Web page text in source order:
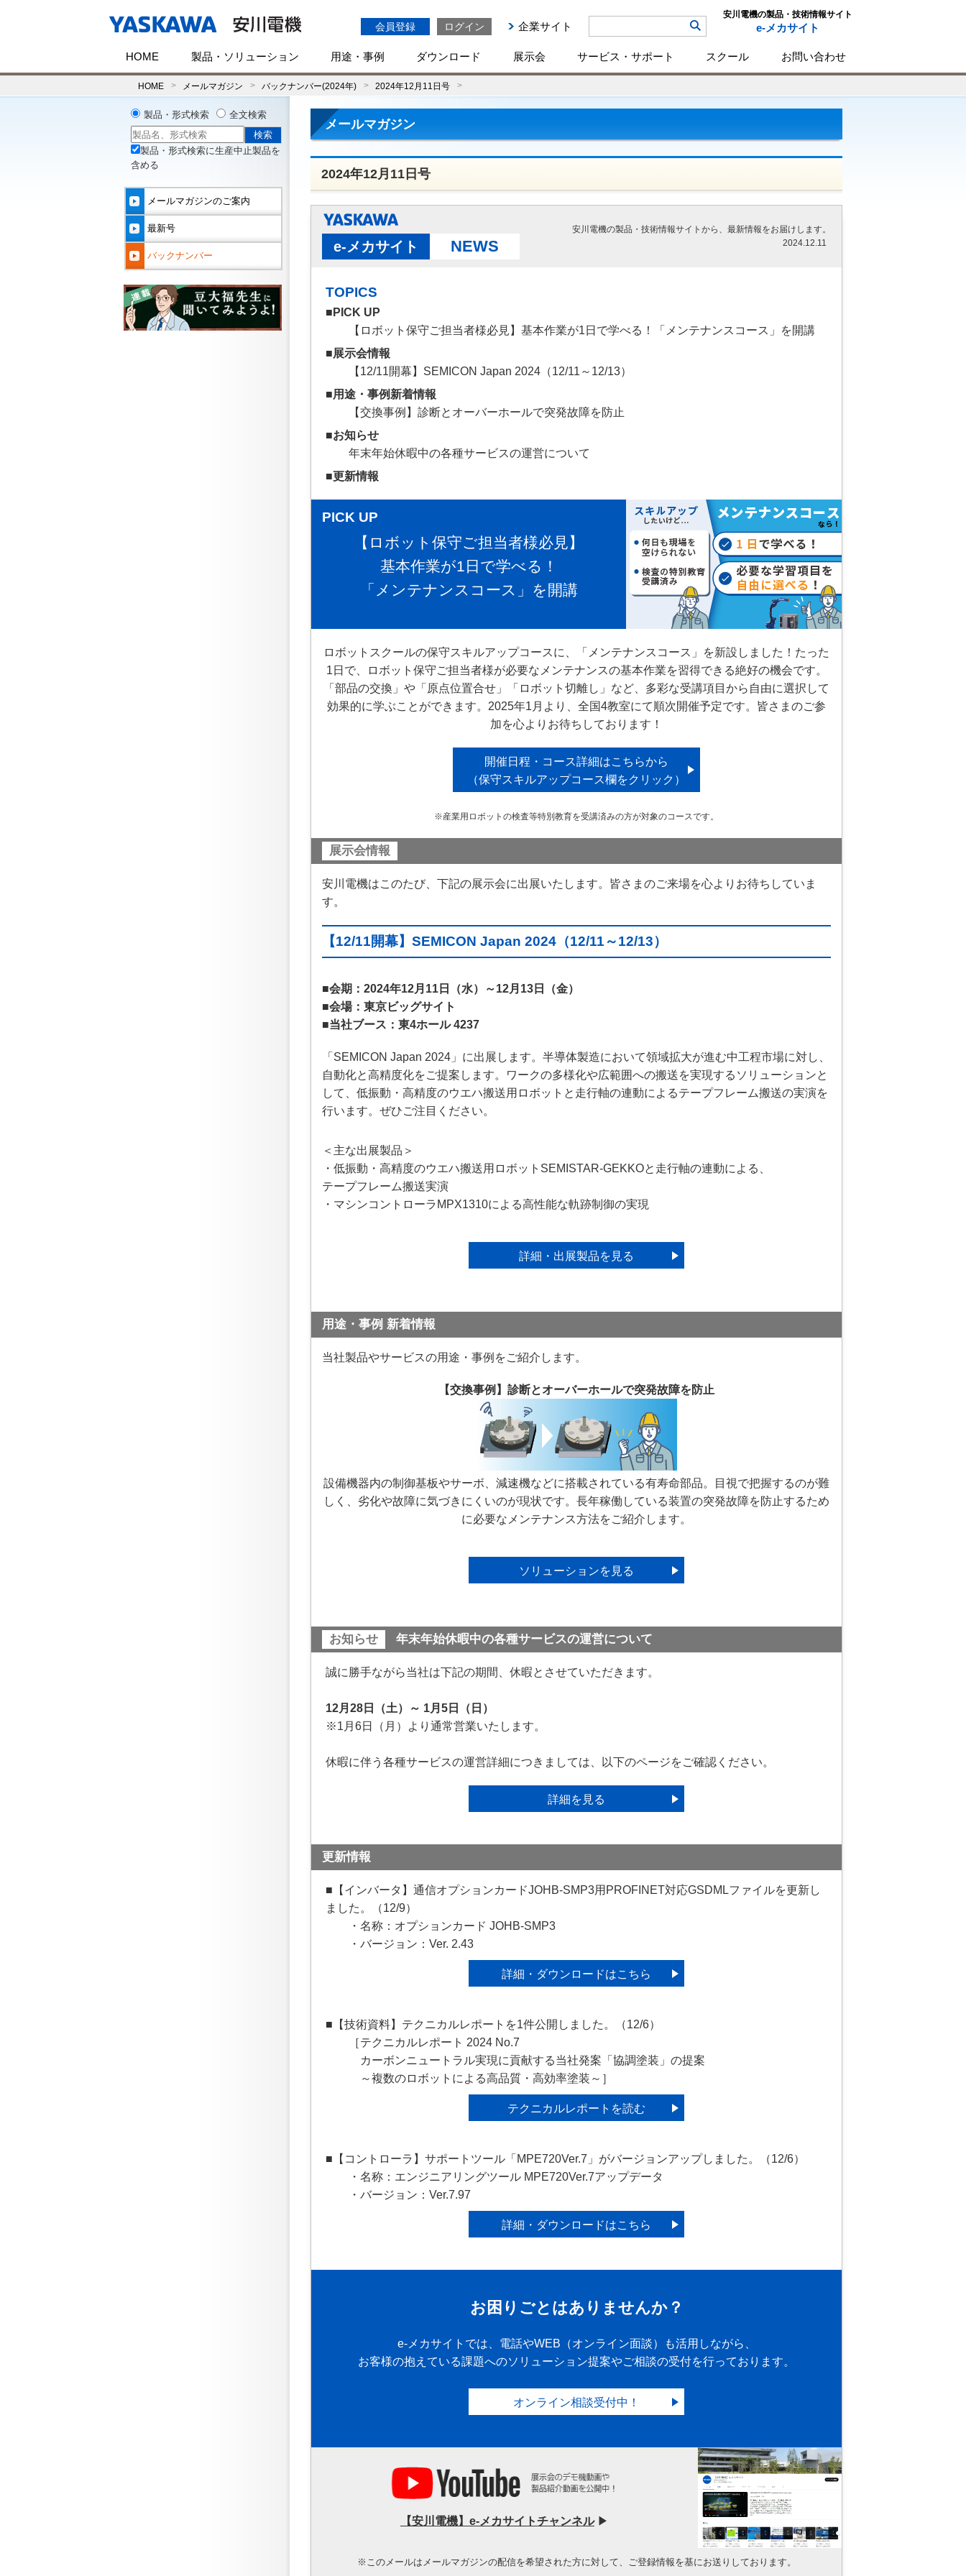
会員登録 ログイン 企業サイト
安川電機の製品・技術情報サイト
e-メカサイト
HOME 製品・ソリューション 用途・事例 ダウンロード 展示会 サービス・サポート スクール お問い合わせ
HOME メールマガジン バックナンバー(2024年) 2024年12月11日号
メールマガジン
2024年12月11日号
e-メカサイト NEWS
安川電機の製品・技術情報サイトから、最新情報をお届けします。
2024.12.11
TOPICS
■PICK UP
【ロボット保守ご担当者様必見】基本作業が1日で学べる！「メンテナンスコース」を開講
■展示会情報
【12/11開幕】SEMICON Japan 2024（12/11～12/13）
■用途・事例新着情報
【交換事例】診断とオーバーホールで突発故障を防止
■お知らせ
年末年始休暇中の各種サービスの運営について
■更新情報
PICK UP
【ロボット保守ご担当者様必見】
基本作業が1日で学べる！
「メンテナンスコース」を開講
ロボットスクールの保守スキルアップコースに、「メンテナンスコース」を新設しました！たった
1日で、ロボット保守ご担当者様が必要なメンテナンスの基本作業を習得できる絶好の機会です。
「部品の交換」や「原点位置合せ」「ロボット切離し」など、多彩な受講項目から自由に選択して
効果的に学ぶことができます。2025年1月より、全国4教室にて順次開催予定です。皆さまのご参
加を心よりお待ちしております！
開催日程・コース詳細はこちらから
（保守スキルアップコース欄をクリック）
※産業用ロボットの検査等特別教育を受講済みの方が対象のコースです。
展示会情報
安川電機はこのたび、下記の展示会に出展いたします。皆さまのご来場を心よりお待ちしていま
す。
【12/11開幕】SEMICON Japan 2024（12/11～12/13）
■会期：2024年12月11日（水）～12月13日（金）
■会場：東京ビッグサイト
■当社ブース：東4ホール 4237
「SEMICON Japan 2024」に出展します。半導体製造において領域拡大が進む中工程市場に対し、
自動化と高精度化をご提案します。ワークの多様化や広範囲への搬送を実現するソリューションと
して、低振動・高精度のウエハ搬送用ロボットと走行軸の連動によるテープフレーム搬送の実演を
行います。ぜひご注目ください。
＜主な出展製品＞
・低振動・高精度のウエハ搬送用ロボットSEMISTAR-GEKKOと走行軸の連動による、
テープフレーム搬送実演
・マシンコントローラMPX1310による高性能な軌跡制御の実現
詳細・出展製品を見る
用途・事例 新着情報
当社製品やサービスの用途・事例をご紹介します。
【交換事例】診断とオーバーホールで突発故障を防止
設備機器内の制御基板やサーボ、減速機などに搭載されている有寿命部品。目視で把握するのが難
しく、劣化や故障に気づきにくいのが現状です。長年稼働している装置の突発故障を防止するため
に必要なメンテナンス方法をご紹介します。
ソリューションを見る
お知らせ 年末年始休暇中の各種サービスの運営について
誠に勝手ながら当社は下記の期間、休暇とさせていただきます。
12月28日（土）～ 1月5日（日）
※1月6日（月）より通常営業いたします。
休暇に伴う各種サービスの運営詳細につきましては、以下のページをご確認ください。
詳細を見る
更新情報
■【インバータ】通信オプションカードJOHB-SMP3用PROFINET対応GSDMLファイルを更新し
ました。（12/9）
・名称：オプションカード JOHB-SMP3
・バージョン：Ver. 2.43
詳細・ダウンロードはこちら
■【技術資料】テクニカルレポートを1件公開しました。（12/6）
［テクニカルレポート 2024 No.7
カーボンニュートラル実現に貢献する当社発案「協調塗装」の提案
～複数のロボットによる高品質・高効率塗装～］
テクニカルレポートを読む
■【コントローラ】サポートツール「MPE720Ver.7」がバージョンアップしました。（12/6）
・名称：エンジニアリングツール MPE720Ver.7アップデータ
・バージョン：Ver.7.97
詳細・ダウンロードはこちら
お困りごとはありませんか？
e-メカサイトでは、電話やWEB（オンライン面談）も活用しながら、
お客様の抱えている課題へのソリューション提案やご相談の受付を行っております。
オンライン相談受付中！
【安川電機】e-メカサイトチャンネル▶
※このメールはメールマガジンの配信を希望された方に対して、ご登録情報を基にお送りしております。
製品・形式検索 全文検索
製品・形式検索に生産中止製品を
含める
メールマガジンのご案内
最新号
バックナンバー